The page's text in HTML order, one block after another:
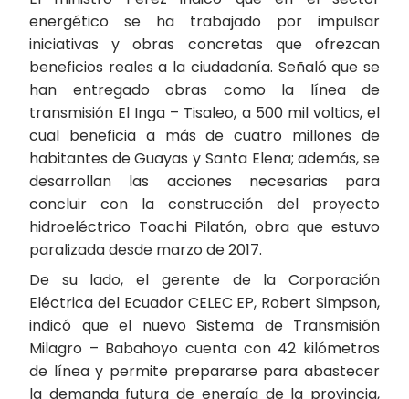
energético se ha trabajado por impulsar
iniciativas y obras concretas que ofrezcan
beneficios reales a la ciudadanía. Señaló que se
han entregado obras como la línea de
transmisión El Inga – Tisaleo, a 500 mil voltios, el
cual beneficia a más de cuatro millones de
habitantes de Guayas y Santa Elena; además, se
desarrollan las acciones necesarias para
concluir con la construcción del proyecto
hidroeléctrico Toachi Pilatón, obra que estuvo
paralizada desde marzo de 2017.
De su lado, el gerente de la Corporación
Eléctrica del Ecuador CELEC EP, Robert Simpson,
indicó que el nuevo Sistema de Transmisión
Milagro – Babahoyo cuenta con 42 kilómetros
de línea y permite prepararse para abastecer
la demanda futura de energía de la provincia,